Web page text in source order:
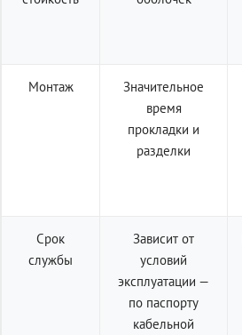
Монтаж
Значительное
время
прокладки и
разделки
Срок
службы
Зависит от
условий
эксплуатации —
по паспорту
кабельной